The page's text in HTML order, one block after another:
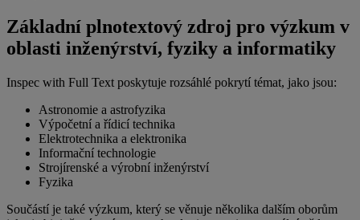
Základní plnotextový zdroj pro výzkum v
oblasti inženýrství, fyziky a informatiky
Inspec with Full Text poskytuje rozsáhlé pokrytí témat, jako jsou:
Astronomie a astrofyzika
Výpočetní a řídicí technika
Elektrotechnika a elektronika
Informační technologie
Strojírenské a výrobní inženýrství
Fyzika
Součástí je také výzkum, který se věnuje několika dalším oborům